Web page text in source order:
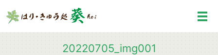
メ
20220705_img001